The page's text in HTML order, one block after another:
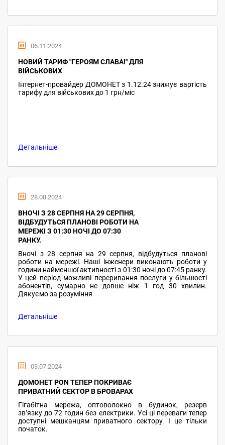
06.11.2024
НОВИЙ ТАРИФ "ГЕРОЯМ СЛАВА!" ДЛЯ
ВІЙСЬКОВИХ
Інтернет-провайдер ДОМОНЕТ з 1.12.24 знижує вартість
тарифу для військових до 1 грн/міс
Детальніше
28.08.2024
ВНОЧІ З 28 СЕРПНЯ НА 29 СЕРПНЯ,
ВІДБУДУТЬСЯ ПЛАНОВІ РОБОТИ НА
МЕРЕЖІ З 01:30 НОЧІ ДО 07:30
РАНКУ.
Вночі з 28 серпня на 29 серпня, відбудуться планові
роботи на мережі. Наші інженери виконають роботи у
години найменшої активності з 01:30 ночі до 07:45 ранку.
У цей період можливі переривання послуги у більшості
абонентів, сумарно не довше ніж 1 год 30 хвилин.
Дякуємо за розуміння
Детальніше
03.07.2024
ДОМОНЕТ PON ТЕПЕР ПОКРИВАЄ
ПРИВАТНИЙ СЕКТОР В БРОВАРАХ
Гігабітна мережа, оптоволокно в будинок, резерв
звʼязку до 72 годин без електрики. Усі ці переваги тепер
доступні мешканцям приватного сектору. І це тільки
початок.